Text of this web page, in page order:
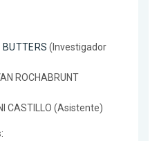
BUTTERS (Investigador
ROCHABRUNT
CASTILLO (Asistente)